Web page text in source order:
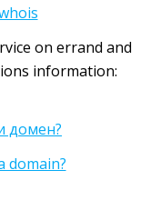
on errand and
information:
домен?
domain?